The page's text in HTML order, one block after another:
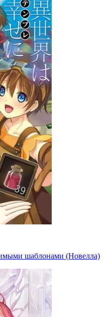
шаблонами (Новелла)